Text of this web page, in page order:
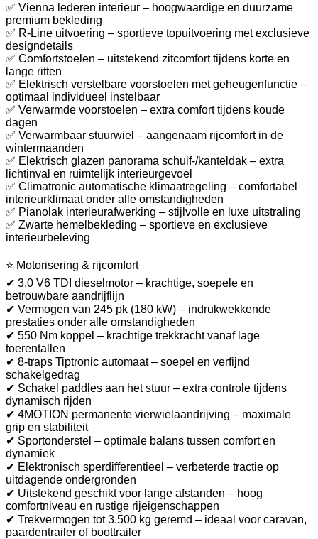
✅ Vienna lederen interieur – hoogwaardige en duurzame
premium bekleding
✅ R-Line uitvoering – sportieve topuitvoering met exclusieve
designdetails
✅ Comfortstoelen – uitstekend zitcomfort tijdens korte en
lange ritten
✅ Elektrisch verstelbare voorstoelen met geheugenfunctie –
optimaal individueel instelbaar
✅ Verwarmde voorstoelen – extra comfort tijdens koude
dagen
✅ Verwarmbaar stuurwiel – aangenaam rijcomfort in de
wintermaanden
✅ Elektrisch glazen panorama schuif-/kanteldak – extra
lichtinval en ruimtelijk interieurgevoel
✅ Climatronic automatische klimaatregeling – comfortabel
interieurklimaat onder alle omstandigheden
✅ Pianolak interieurafwerking – stijlvolle en luxe uitstraling
✅ Zwarte hemelbekleding – sportieve en exclusieve
interieurbeleving
⭐ Motorisering & rijcomfort
✔ 3.0 V6 TDI dieselmotor – krachtige, soepele en
betrouwbare aandrijflijn
✔ Vermogen van 245 pk (180 kW) – indrukwekkende
prestaties onder alle omstandigheden
✔ 550 Nm koppel – krachtige trekkracht vanaf lage
toerentallen
✔ 8-traps Tiptronic automaat – soepel en verfijnd
schakelgedrag
✔ Schakel paddles aan het stuur – extra controle tijdens
dynamisch rijden
✔ 4MOTION permanente vierwielaandrijving – maximale
grip en stabiliteit
✔ Sportonderstel – optimale balans tussen comfort en
dynamiek
✔ Elektronisch sperdifferentieel – verbeterde tractie op
uitdagende ondergronden
✔ Uitstekend geschikt voor lange afstanden – hoog
comfortniveau en rustige rijeigenschappen
✔ Trekvermogen tot 3.500 kg geremd – ideaal voor caravan,
paardentrailer of boottrailer